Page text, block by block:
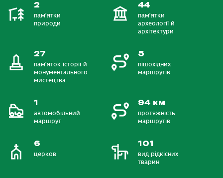
2
пам’ятки
природи
44
пам’ятки
археології й
архітектури
27
пам’яток історії й
монументального
мистецтва
5
пішохідних
маршрутів
1
автомобільний
маршрут
94 км
протяжність
маршрутів
6
церков
101
вид рідкісних
тварин